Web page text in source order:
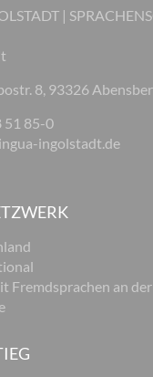
|
8, 93326
51 85-0
ingolstadt.de
Fremdsprachen an